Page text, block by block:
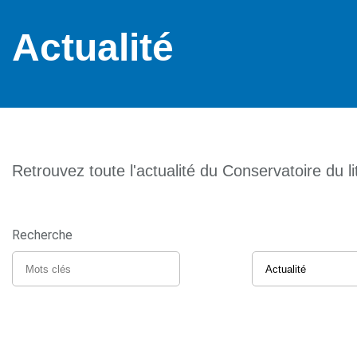
Actualité
Retrouvez toute l'actualité du Conservatoire du
Recherche